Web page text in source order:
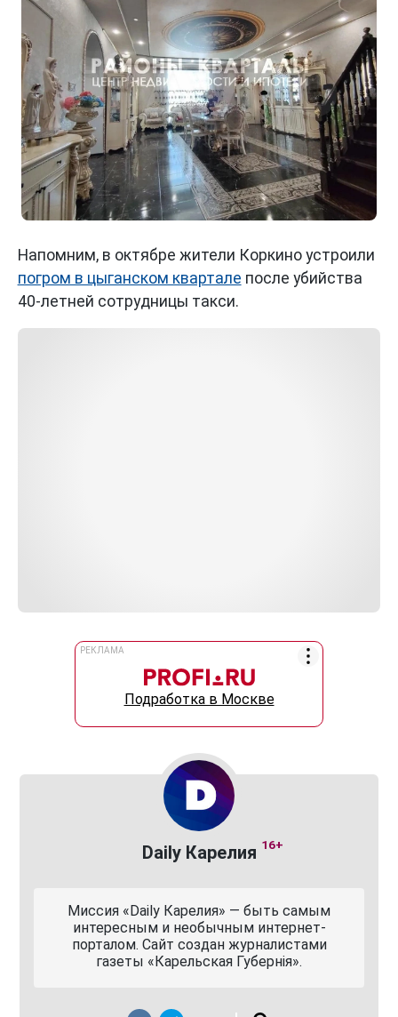
Напомним, в октябре жители Коркино устроили
погром в цыганском квартале после убийства
40-летней сотрудницы такси.
РЕКЛАМА
Подработка в Москве
Daily Карелия 16+
Миссия «Daily Карелия» — быть самым
интересным и необычным интернет-
порталом. Сайт создан журналистами
газеты «Карельская Губернiя».